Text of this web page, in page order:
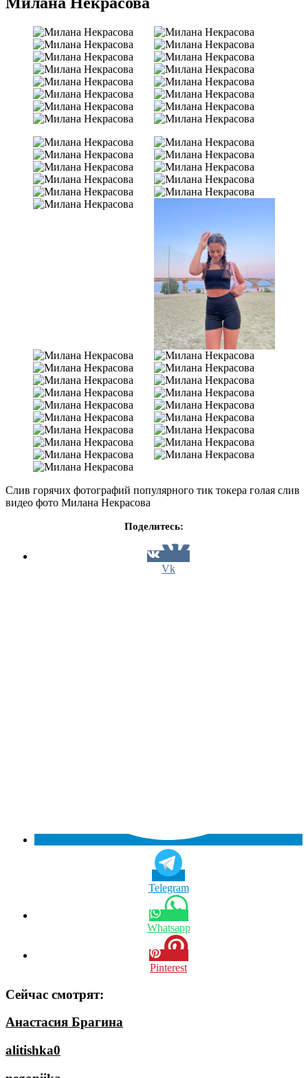
Слив горячих фотографий популярного тик токера голая слив
видео фото Милана Некрасова
Поделитесь:
Vk
Telegram
Whatsapp
Pinterest
Сейчас смотрят:
Анастасия Брагина
alitishka0